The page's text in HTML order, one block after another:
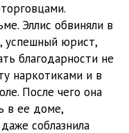
04:43
09:23
03:04
Эллис обвиняли в
успешный юрист,
благодарности не
наркотиками и в
После чего она
в ее доме,
соблазнила